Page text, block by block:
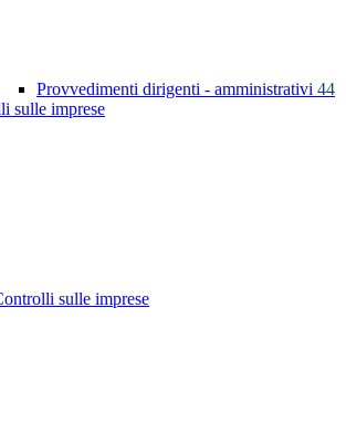
Provvedimenti dirigenti - amministrativi 44
sulle imprese
sulle imprese